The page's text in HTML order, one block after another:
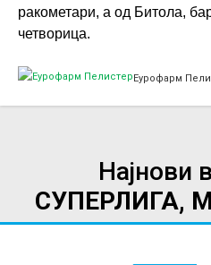
ракометари, а од Битола,
четворица.
Еурофарм
Најнови
СУПЕРЛИГА,